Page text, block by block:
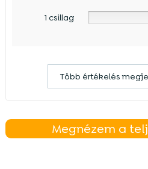
1 csillag
Több értékelés
Megnézem a